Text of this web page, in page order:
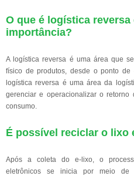
O que é logística reversa
importância?
A logística reversa é uma área que
físico de produtos, desde o ponto
logística reversa é uma área da
gerenciar e operacionalizar o
consumo.
É possível reciclar o lixo
Após a coleta do e-lixo, o
eletrônicos se inicia por meio